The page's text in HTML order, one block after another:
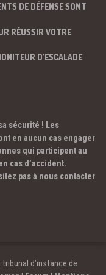
DE DÉFENSE SONT
RÉUSSIR VOTRE
D’ESCALADE
sécurité ! Les
en aucun cas engager
qui participent au
cas d’accident.
pas à nous contacter
d’instance de